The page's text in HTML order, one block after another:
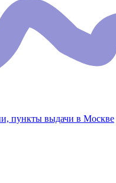
пункты выдачи в Москве